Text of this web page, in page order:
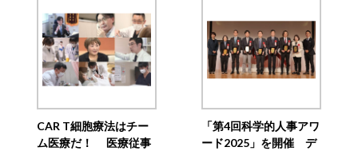
CAR T細胞療法はチー
ム医療だ！ 医療従事
「第4回科学的人事アワ
ード2025」を開催 デ